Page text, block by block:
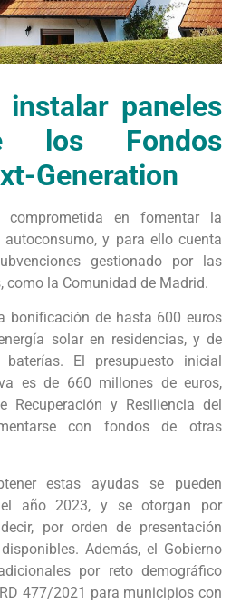
instalar paneles
los Fondos
Generation
comprometida en fomentar la
y para ello cuenta
gestionado por las
como la Comunidad de Madrid.
bonificación de hasta 600 euros
solar en residencias, y de
El presupuesto inicial
es de 660 millones de euros,
Recuperación y Resiliencia del
con fondos de otras
estas ayudas se pueden
el año 2023, y se otorgan por
por orden de presentación
Además, el Gobierno
por reto demográfico
477/2021 para municipios con